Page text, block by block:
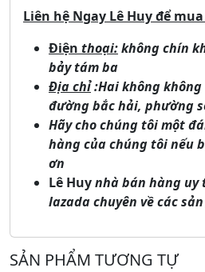
Liên hệ Ngay Lê Huy để
Điện thoại:không chín
bảy tám ba
Địa chỉ:Hai không
đường bắc hải, phường
Hãy cho chúng tôi một
hàng của chúng tôi nếu
ơn
Lê Huynhà bán hàng
lazada chuyên về các
SẢN PHẨM TƯƠNG TỰ